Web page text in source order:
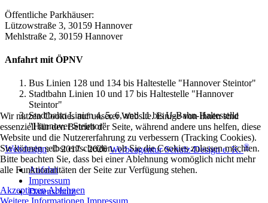
Öffentliche Parkhäuser:
Lützowstraße 3, 30159 Hannover
Mehlstraße 2, 30159 Hannover
Anfahrt mit ÖPNV
Bus Linien 128 und 134 bis Haltestelle "Hannover Steintor"
Stadtbahn Linien 10 und 17 bis Haltestelle "Hannover
Steintor"
Stadtbahn Linien 4, 5, 6, und 11 bis U-Bahn-Haltestelle
"Hannover Steintor"
Webdesign: © 2017 - 2026Werbeagentur Schulz-Design e. K.®
Anfahrt
Impressum
Datenschutz
Wir nutzen Cookies auf unserer Website. Einige von ihnen sind
essenziell für den Betrieb der Seite, während andere uns helfen, diese
Website und die Nutzererfahrung zu verbessern (Tracking Cookies).
Sie können selbst entscheiden, ob Sie die Cookies zulassen möchten.
Bitte beachten Sie, dass bei einer Ablehnung womöglich nicht mehr
alle Funktionalitäten der Seite zur Verfügung stehen.
AkzeptierenAblehnen
Weitere Informationen Impressum